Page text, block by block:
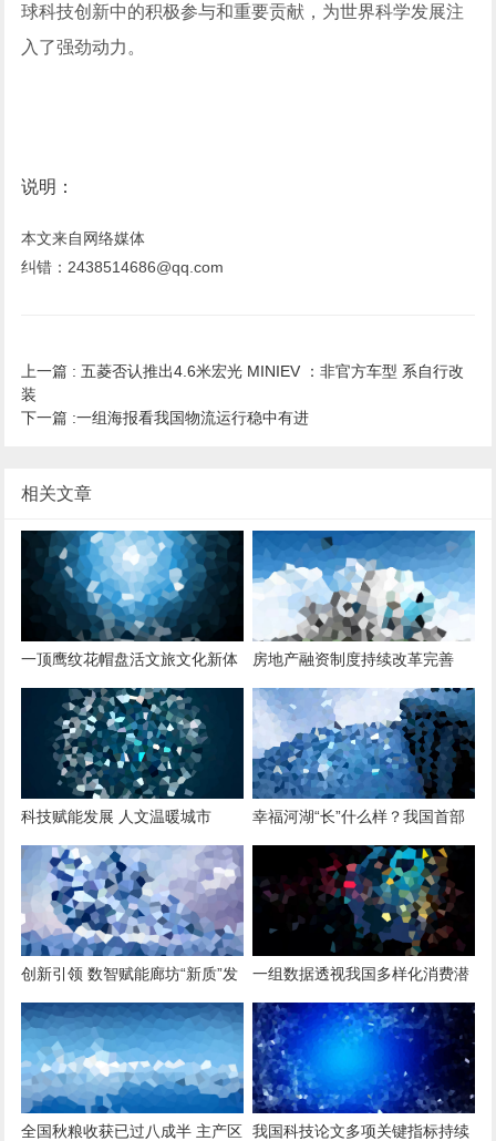
球科技创新中的积极参与和重要贡献，为世界科学发展注
入了强劲动力。
说明：
本文来自网络媒体
纠错：2438514686@qq.com
上一篇 : 五菱否认推出4.6米宏光 MINIEV ：非官方车型 系自行改
装
下一篇 :一组海报看我国物流运行稳中有进
相关文章
一顶鹰纹花帽盘活文旅文化新体
房地产融资制度持续改革完善
科技赋能发展 人文温暖城市
幸福河湖“长”什么样？我国首部
国家标准实现“有标可依”
创新引领 数智赋能廊坊“新质”发
展
一组数据透视我国多样化消费潜
力持续释放
全国秋粮收获已过八成半 主产区 我国科技论文多项关键指标持续